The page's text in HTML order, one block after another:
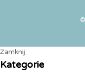
Zamknij
Kategorie